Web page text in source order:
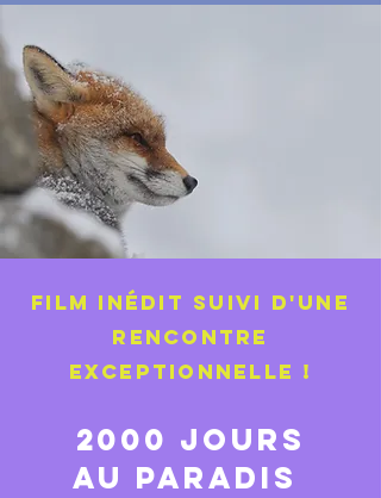
FILM inédit SUIVI d'une
RENCONTRE
exceptionnelle !
2000 jOURS
AU PARADIs